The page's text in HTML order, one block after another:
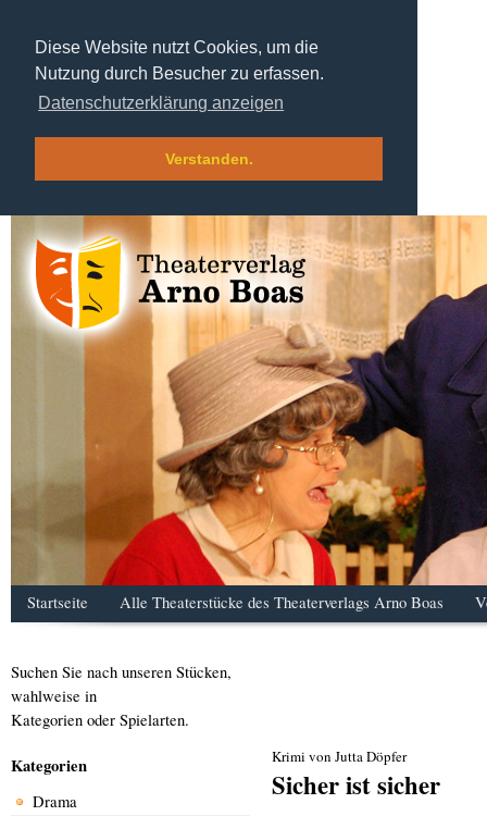
Diese Website nutzt Cookies, um die
Nutzung durch Besucher zu erfassen.
Datenschutzerklärung anzeigen
Verstanden.
Startseite Alle Theaterstücke des Theaterverlags Arno Boas
Suchen Sie nach unseren Stücken,
wahlweise in
Kategorien oder Spielarten.
Kategorien
Drama
Krimi von Jutta Döpfer
Sicher ist sicher